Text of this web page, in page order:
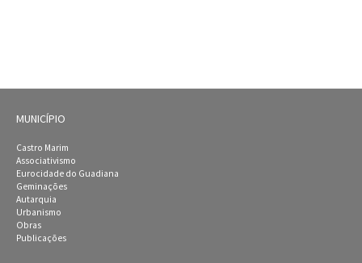
MUNICÍPIO
Castro Marim
Associativismo
Eurocidade do Guadiana
Geminações
Autarquia
Urbanismo
Obras
Publicações